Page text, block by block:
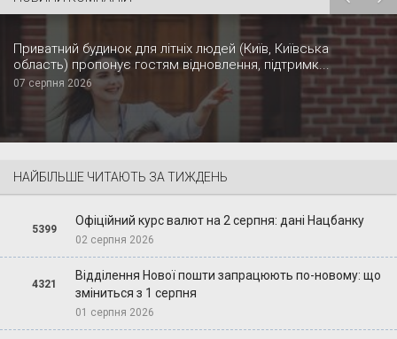
Приватний будинок для літніх людей (Київ, Київська
область) пропонує гостям відновлення, підтримк...
07 серпня 2026
НАЙБІЛЬШЕ ЧИТАЮТЬ ЗА ТИЖДЕНЬ
5399
Офіційний курс валют на 2 серпня: дані Нацбанку
02 серпня 2026
4321
Відділення Нової пошти запрацюють по-новому: що
зміниться з 1 серпня
01 серпня 2026